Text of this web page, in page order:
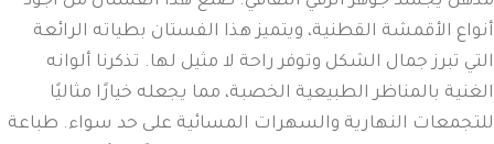
أنواع الأقمشة القطنية، ويتميز هذا الفستان بطياته الرائعة
التي تبرز جمال الشكل وتوفر راحة لا مثيل لها. تذكرنا ألوانه
الغنية بالمناظر الطبيعية الخصبة، مما يجعله خيارًا مثاليًا
للتجمعات النهارية والسهرات المسائية على حد سواء. طباعة